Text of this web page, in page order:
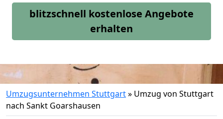
blitzschnell kostenlose Angebote
erhalten
Umzugsunternehmen Stuttgart» Umzug von Stuttgart
nach Sankt Goarshausen